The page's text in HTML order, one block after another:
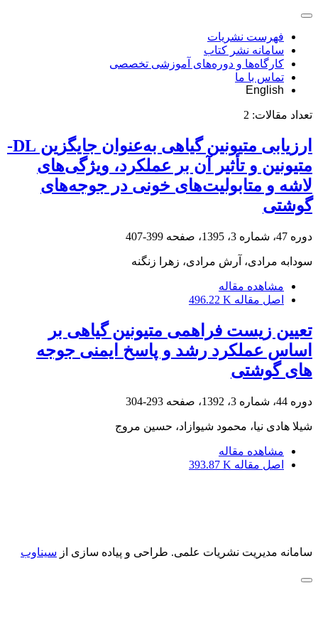
فهرست نشریات
سامانه نشر کتاب
کارگاه‌ها و دوره‌های آموزشی تخصصی
تماس با ما
English
تعداد مقالات: 2
ارزیابی متیونین گیاهی به‌عنوان جایگزین DL-
متیونین و تأثیر آن بر عملکرد، ویژگی‌های
لاشه و متابولیت‌های خونی در جوجه‌های
گوشتی
دوره 47، شماره 3، 1395، صفحه 399-407
سودابه مرادی، آرش مرادی، زهرا زنگنه
مشاهده مقاله
اصل مقاله 496.22 K
تعیین زیست فراهمی متیونین گیاهی بر
اساس عملکرد رشد و پاسخ ایمنی جوجه
های گوشتی
دوره 44، شماره 3، 1392، صفحه 293-304
شیلا هادی نیا، محمود شیوازاد، حسین مروج
مشاهده مقاله
اصل مقاله 393.87 K
سامانه مدیریت نشریات علمی. طراحی و پیاده سازی از سیناوب